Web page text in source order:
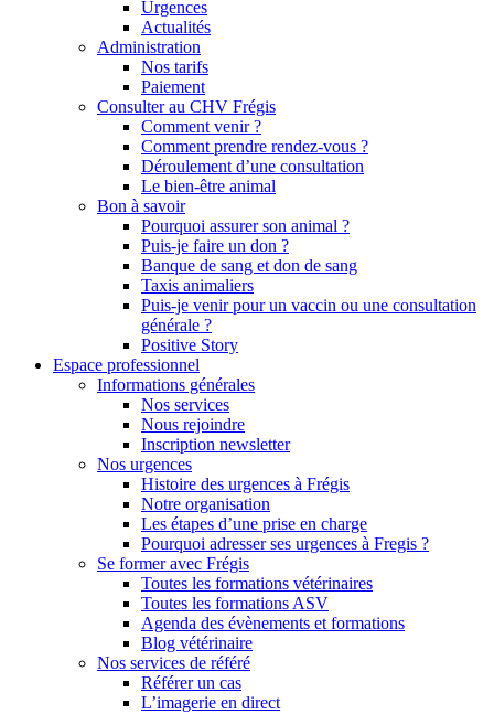
Urgences
Actualités
Administration
Nos tarifs
Paiement
Consulter au CHV Frégis
Comment venir ?
Comment prendre rendez-vous ?
Déroulement d’une consultation
Le bien-être animal
Bon à savoir
Pourquoi assurer son animal ?
Puis-je faire un don ?
Banque de sang et don de sang
Taxis animaliers
Puis-je venir pour un vaccin ou une consultation
générale ?
Positive Story
Espace professionnel
Informations générales
Nos services
Nous rejoindre
Inscription newsletter
Nos urgences
Histoire des urgences à Frégis
Notre organisation
Les étapes d’une prise en charge
Pourquoi adresser ses urgences à Fregis ?
Se former avec Frégis
Toutes les formations vétérinaires
Toutes les formations ASV
Agenda des évènements et formations
Blog vétérinaire
Nos services de référé
Référer un cas
L’imagerie en direct